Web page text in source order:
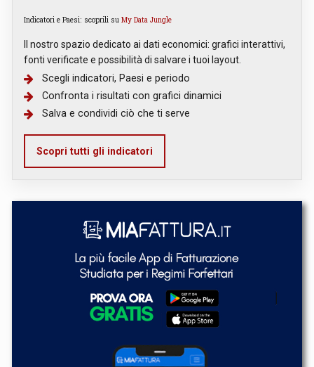
Indicatori e Paesi: scoprili su My Data Jungle
Il nostro spazio dedicato ai dati economici: grafici interattivi,
fonti verificate e possibilità di salvare i tuoi layout.
Scegli indicatori, Paesi e periodo
Confronta i risultati con grafici dinamici
Salva e condividi ciò che ti serve
Scopri tutti gli indicatori